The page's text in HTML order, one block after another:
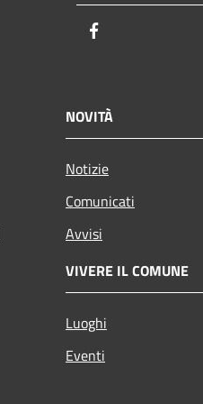
NOVITÀ
Notizie
Comunicati
Avvisi
VIVERE IL COMUNE
Luoghi
Eventi